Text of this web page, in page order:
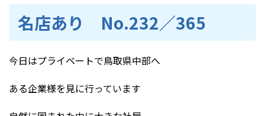
名店あり No.232／365
今日はプライベートで鳥取県中部へ
ある企業様を見に行っています